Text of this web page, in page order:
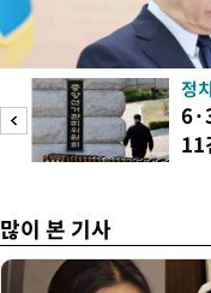
정치
11
많이 본 기사